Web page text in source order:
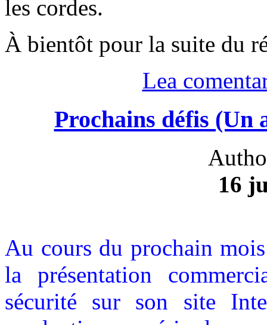
les cordes.
À bientôt pour la suite du
Lea
Prochains défis (Un
16
Au cours du prochain
la présentation
sécurité sur son site